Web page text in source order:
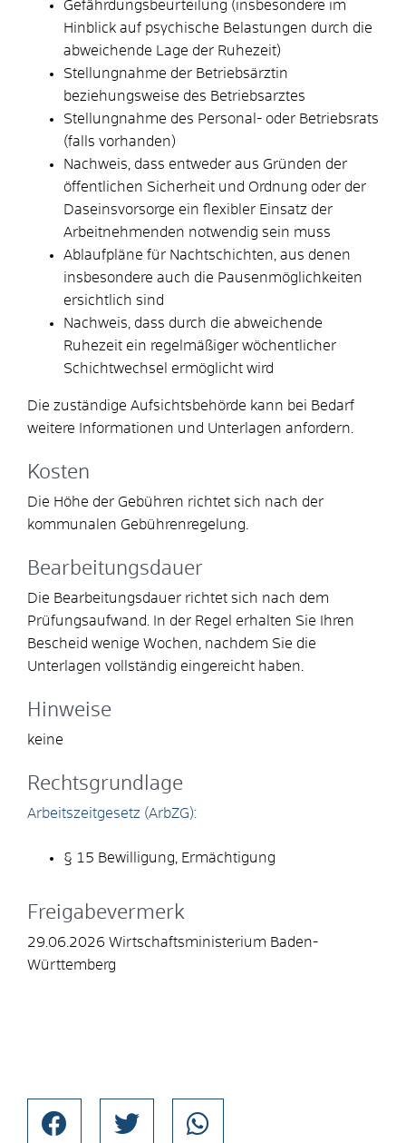
Gefährdungsbeurteilung (insbesondere im
Hinblick auf psychische Belastungen durch die
abweichende Lage der Ruhezeit)
Stellungnahme der Betriebsärztin
beziehungsweise des Betriebsarztes
Stellungnahme des Personal- oder Betriebsrats
(falls vorhanden)
Nachweis, dass entweder aus Gründen der
öffentlichen Sicherheit und Ordnung oder der
Daseinsvorsorge ein flexibler Einsatz der
Arbeitnehmenden notwendig sein muss
Ablaufpläne für Nachtschichten, aus denen
insbesondere auch die Pausenmöglichkeiten
ersichtlich sind
Nachweis, dass durch die abweichende
Ruhezeit ein regelmäßiger wöchentlicher
Schichtwechsel ermöglicht wird
Die zuständige Aufsichtsbehörde kann bei Bedarf
weitere Informationen und Unterlagen anfordern.
Kosten
Die Höhe der Gebühren richtet sich nach der
kommunalen Gebührenregelung.
Bearbeitungsdauer
Die Bearbeitungsdauer richtet sich nach dem
Prüfungsaufwand. In der Regel erhalten Sie Ihren
Bescheid wenige Wochen, nachdem Sie die
Unterlagen vollständig eingereicht haben.
Hinweise
keine
Rechtsgrundlage
Arbeitszeitgesetz (ArbZG):
§ 15 Bewilligung, Ermächtigung
Freigabevermerk
29.06.2026 Wirtschaftsministerium Baden-
Württemberg